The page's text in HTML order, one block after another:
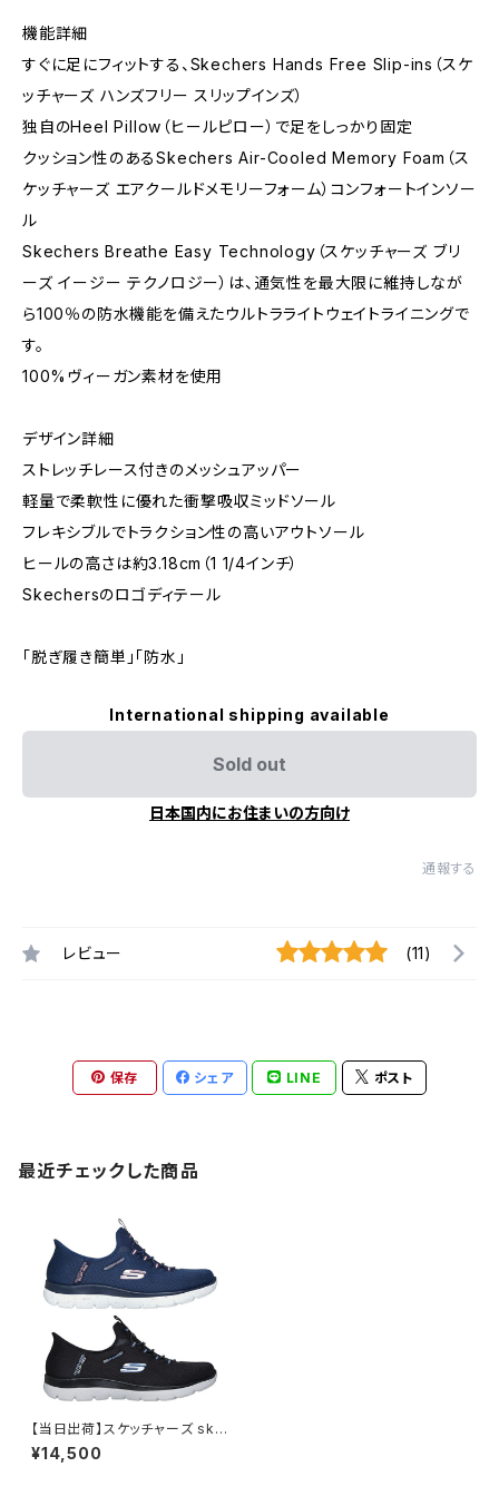
機能詳細
すぐに足にフィットする、Skechers Hands Free Slip-ins（スケ
ッチャーズ ハンズフリー スリップインズ）
独自のHeel Pillow（ヒールピロー）で足をしっかり固定
クッション性のあるSkechers Air-Cooled Memory Foam（ス
ケッチャーズ エアクールドメモリーフォーム）コンフォートインソー
ル
Skechers Breathe Easy Technology（スケッチャーズ ブリ
ーズ イージー テクノロジー）は、通気性を最大限に維持しなが
ら100％の防水機能を備えたウルトラライトウェイトライニングで
す。
100%ヴィーガン素材を使用
デザイン詳細
ストレッチレース付きのメッシュアッパー
軽量で柔軟性に優れた衝撃吸収ミッドソール
フレキシブルでトラクション性の高いアウトソール
ヒールの高さは約3.18cm（1 1/4インチ）
Skechersのロゴディテール
「脱ぎ履き簡単」「防水」
International shipping available
Sold out
日本国内にお住まいの方向け
通報する
レビュー (11)
保存 シェア LINE ポスト
最近チェックした商品
【当日出荷】スケッチャーズ ske
chers スニーカー レディース 1
50199 スリップインズ ウォータ
¥14,500